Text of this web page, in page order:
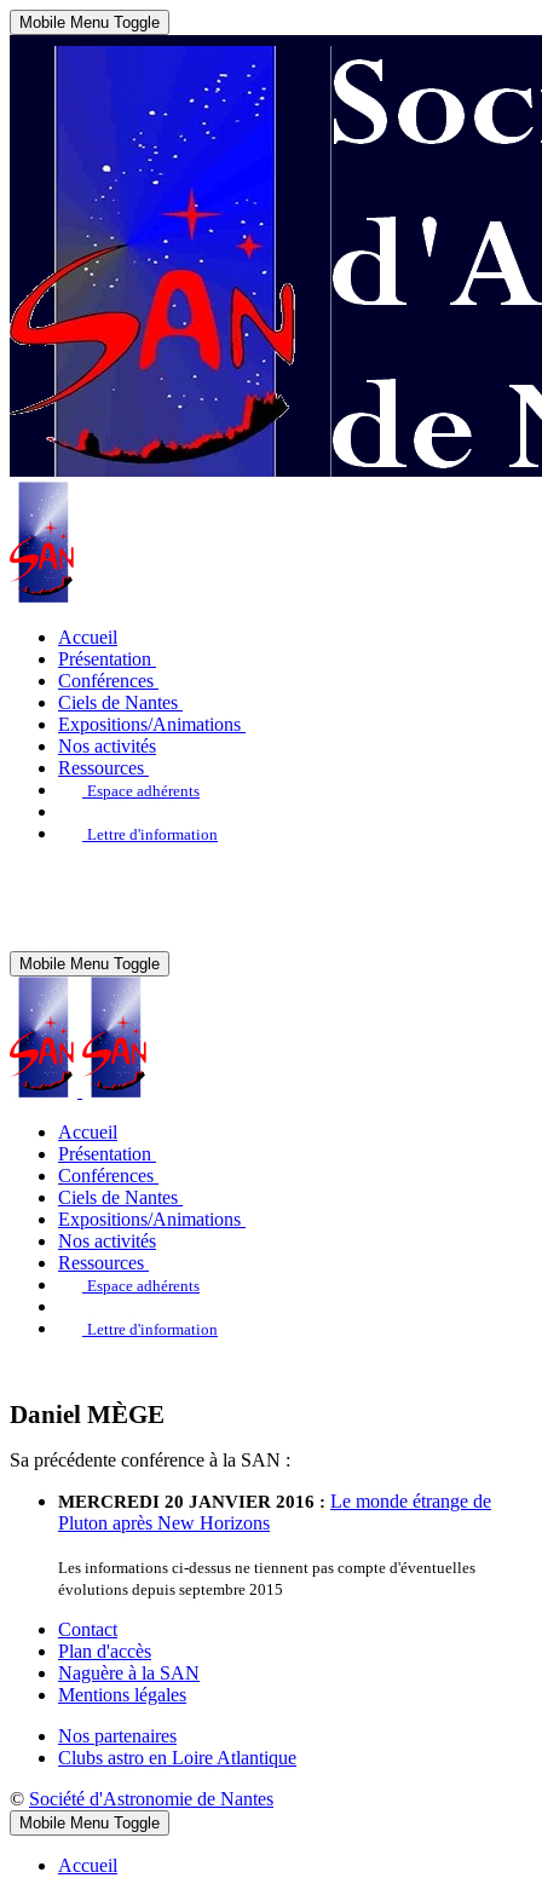
Mobile Menu Toggle
Accueil
Présentation
Conférences
Ciels de Nantes
Expositions/Animations
Nos activités
Ressources
Espace adhérents
Lettre d'information
Mobile Menu Toggle
Accueil
Présentation
Conférences
Ciels de Nantes
Expositions/Animations
Nos activités
Ressources
Espace adhérents
Lettre d'information
Daniel MÈGE
Sa précédente conférence à la SAN :
MERCREDI 20 JANVIER 2016 : Le monde étrange de
Pluton après New Horizons
Les informations ci-dessus ne tiennent pas compte d'éventuelles
évolutions depuis septembre 2015
Contact
Plan d'accès
Naguère à la SAN
Mentions légales
Nos partenaires
Clubs astro en Loire Atlantique
© Société d'Astronomie de Nantes
Mobile Menu Toggle
Accueil